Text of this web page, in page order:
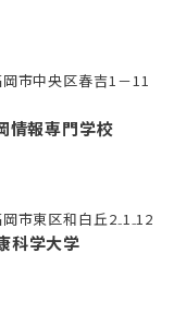
市中央区春吉1－11
情報専門学校
市東区和白丘2₋1₋12
科学大学